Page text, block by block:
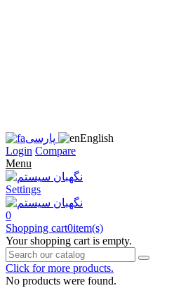
پارسی
English
Login Compare
Menu
Settings
0
Shopping cart0item(s)
Your shopping cart is empty.
Click for more products.
No products were found.